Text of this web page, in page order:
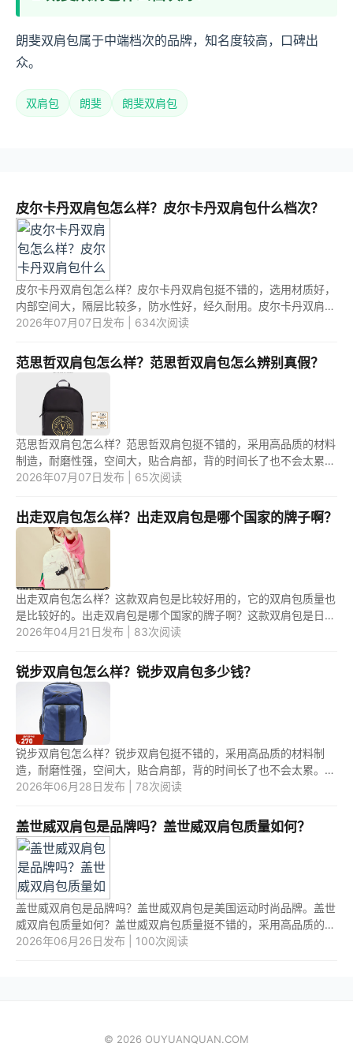
朗斐双肩包属于中端档次的品牌，知名度较高，口碑出
众。
双肩包 朗斐 朗斐双肩包
皮尔卡丹双肩包怎么样？皮尔卡丹双肩包什么档次？
皮尔卡丹双肩包怎么样？皮尔卡丹双肩包挺不错的，选用材质好，
内部空间大，隔层比较多，防水性好，经久耐用。皮尔卡丹双肩包
什么档次？皮尔卡丹双肩包属于中高档次产品。 1.皮尔卡丹双肩包
2026年07月07日发布 | 634次阅读
范思哲双肩包怎么样？范思哲双肩包怎么辨别真假？
范思哲双肩包怎么样？范思哲双肩包挺不错的，采用高品质的材料
制造，耐磨性强，空间大，贴合肩部，背的时间长了也不会太累。
范思哲双肩包怎么辨别真假？可以范思哲双肩包的外观和细节上来
2026年07月07日发布 | 65次阅读
出走双肩包怎么样？出走双肩包是哪个国家的牌子啊？
出走双肩包怎么样？这款双肩包是比较好用的，它的双肩包质量也
是比较好的。出走双肩包是哪个国家的牌子啊？这款双肩包是日本
的双肩包品牌，是比较受欢迎的。 1.出走双肩包怎么样？ 出走双
2026年04月21日发布 | 83次阅读
锐步双肩包怎么样？锐步双肩包多少钱？
锐步双肩包怎么样？锐步双肩包挺不错的，采用高品质的材料制
造，耐磨性强，空间大，贴合肩部，背的时间长了也不会太累。锐
步双肩包多少钱？锐步双肩包的价格一般在100~500元之间。 1.
2026年06月28日发布 | 78次阅读
盖世威双肩包是品牌吗？盖世威双肩包质量如何？
盖世威双肩包是品牌吗？盖世威双肩包是美国运动时尚品牌。盖世
威双肩包质量如何？盖世威双肩包质量挺不错的，采用高品质的材
料制造，耐磨性强，空间大，贴合肩部，背的时间长了也不会太
2026年06月26日发布 | 100次阅读
© 2026 OUYUANQUAN.COM